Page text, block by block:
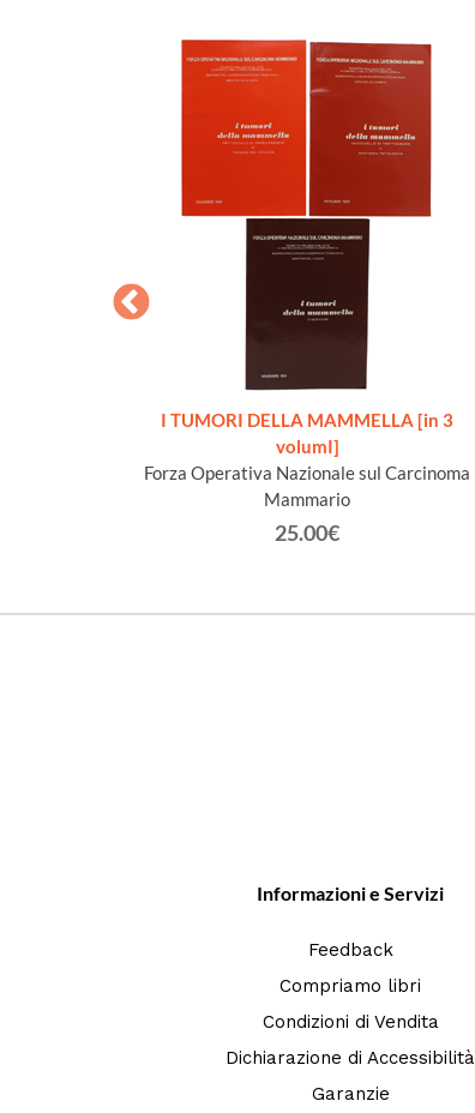
I TUMORI DELLA MAMMELLA [in 3
volumI]
Forza Operativa Nazionale sul Carcinoma
Mammario
25.00€
Informazioni e Servizi
Feedback
Compriamo libri
Condizioni di Vendita
Dichiarazione di Accessibilità
Garanzie